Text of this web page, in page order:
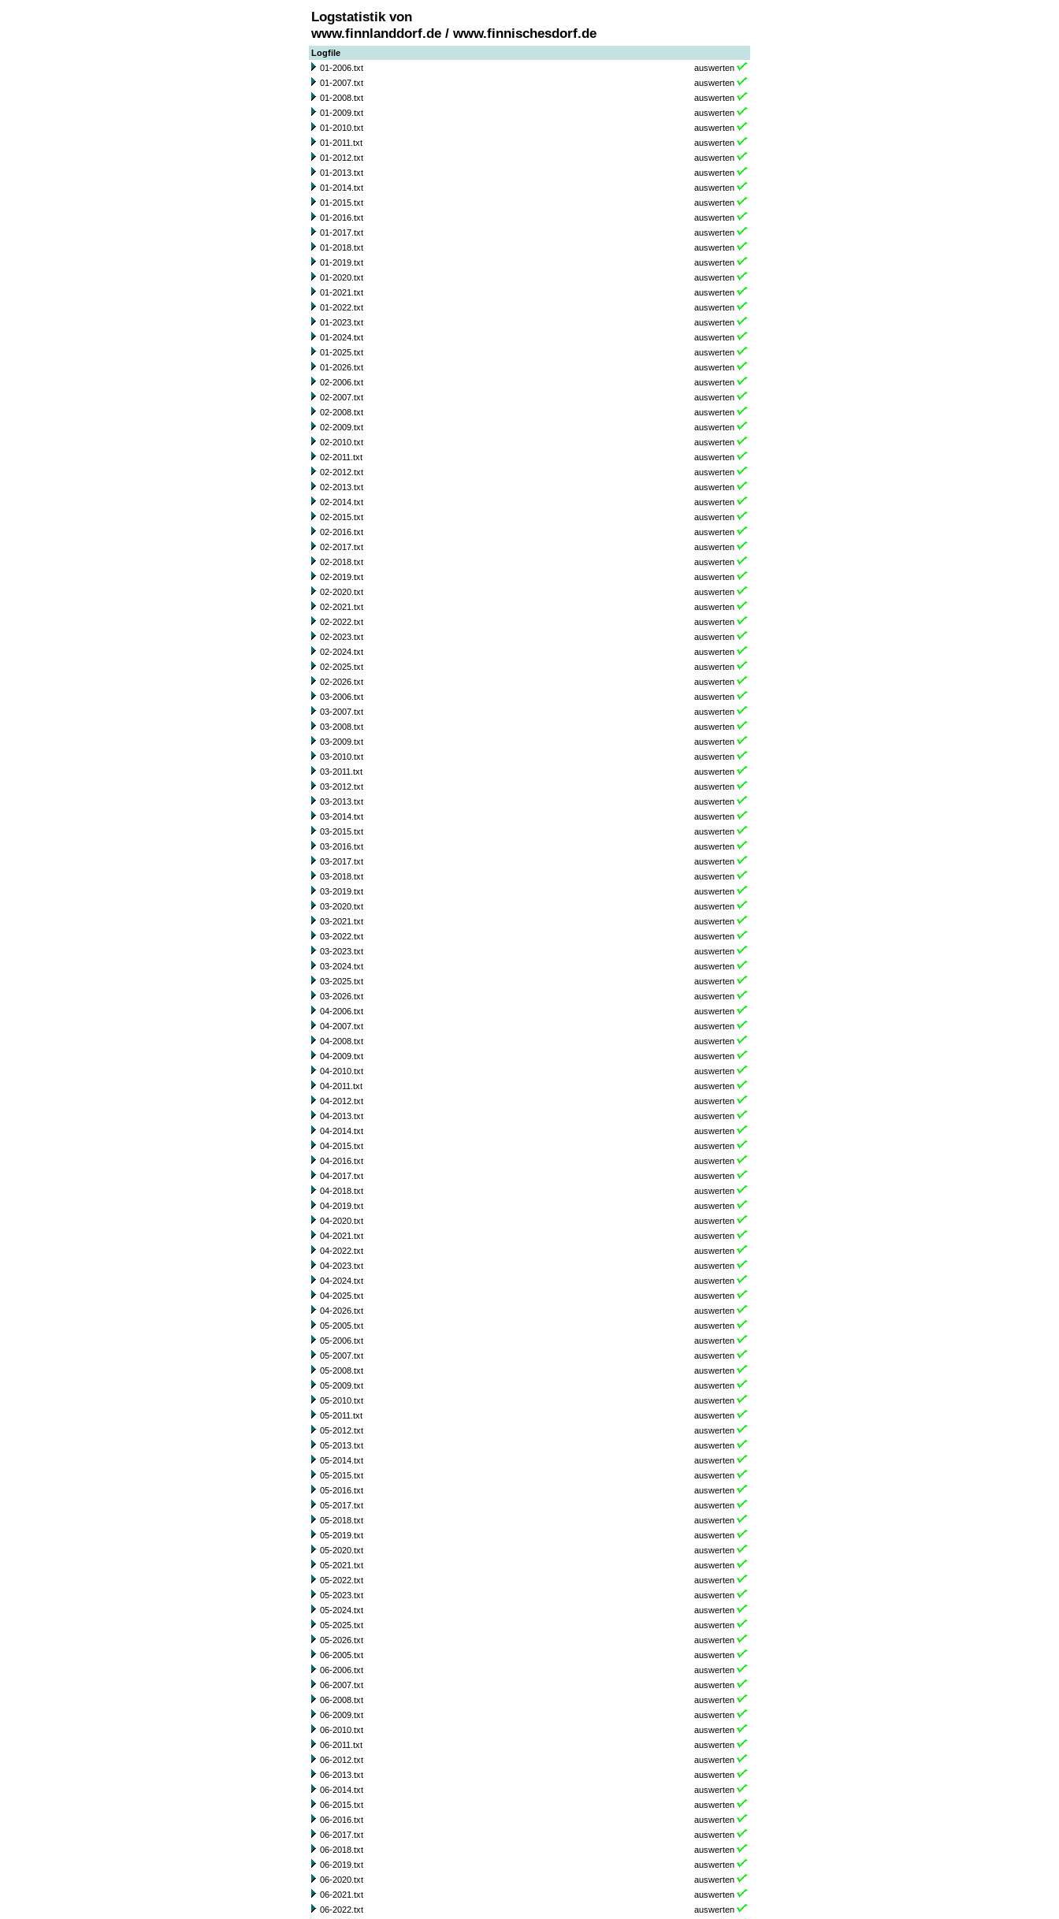
Logstatistik von
www.finnlanddorf.de / www.finnischesdorf.de
Logfile
01-2006.txt
auswerten
01-2007.txt
auswerten
01-2008.txt
auswerten
01-2009.txt
auswerten
01-2010.txt
auswerten
01-2011.txt
auswerten
01-2012.txt
auswerten
01-2013.txt
auswerten
01-2014.txt
auswerten
01-2015.txt
auswerten
01-2016.txt
auswerten
01-2017.txt
auswerten
01-2018.txt
auswerten
01-2019.txt
auswerten
01-2020.txt
auswerten
01-2021.txt
auswerten
01-2022.txt
auswerten
01-2023.txt
auswerten
01-2024.txt
auswerten
01-2025.txt
auswerten
01-2026.txt
auswerten
02-2006.txt
auswerten
02-2007.txt
auswerten
02-2008.txt
auswerten
02-2009.txt
auswerten
02-2010.txt
auswerten
02-2011.txt
auswerten
02-2012.txt
auswerten
02-2013.txt
auswerten
02-2014.txt
auswerten
02-2015.txt
auswerten
02-2016.txt
auswerten
02-2017.txt
auswerten
02-2018.txt
auswerten
02-2019.txt
auswerten
02-2020.txt
auswerten
02-2021.txt
auswerten
02-2022.txt
auswerten
02-2023.txt
auswerten
02-2024.txt
auswerten
02-2025.txt
auswerten
02-2026.txt
auswerten
03-2006.txt
auswerten
03-2007.txt
auswerten
03-2008.txt
auswerten
03-2009.txt
auswerten
03-2010.txt
auswerten
03-2011.txt
auswerten
03-2012.txt
auswerten
03-2013.txt
auswerten
03-2014.txt
auswerten
03-2015.txt
auswerten
03-2016.txt
auswerten
03-2017.txt
auswerten
03-2018.txt
auswerten
03-2019.txt
auswerten
03-2020.txt
auswerten
03-2021.txt
auswerten
03-2022.txt
auswerten
03-2023.txt
auswerten
03-2024.txt
auswerten
03-2025.txt
auswerten
03-2026.txt
auswerten
04-2006.txt
auswerten
04-2007.txt
auswerten
04-2008.txt
auswerten
04-2009.txt
auswerten
04-2010.txt
auswerten
04-2011.txt
auswerten
04-2012.txt
auswerten
04-2013.txt
auswerten
04-2014.txt
auswerten
04-2015.txt
auswerten
04-2016.txt
auswerten
04-2017.txt
auswerten
04-2018.txt
auswerten
04-2019.txt
auswerten
04-2020.txt
auswerten
04-2021.txt
auswerten
04-2022.txt
auswerten
04-2023.txt
auswerten
04-2024.txt
auswerten
04-2025.txt
auswerten
04-2026.txt
auswerten
05-2005.txt
auswerten
05-2006.txt
auswerten
05-2007.txt
auswerten
05-2008.txt
auswerten
05-2009.txt
auswerten
05-2010.txt
auswerten
05-2011.txt
auswerten
05-2012.txt
auswerten
05-2013.txt
auswerten
05-2014.txt
auswerten
05-2015.txt
auswerten
05-2016.txt
auswerten
05-2017.txt
auswerten
05-2018.txt
auswerten
05-2019.txt
auswerten
05-2020.txt
auswerten
05-2021.txt
auswerten
05-2022.txt
auswerten
05-2023.txt
auswerten
05-2024.txt
auswerten
05-2025.txt
auswerten
05-2026.txt
auswerten
06-2005.txt
auswerten
06-2006.txt
auswerten
06-2007.txt
auswerten
06-2008.txt
auswerten
06-2009.txt
auswerten
06-2010.txt
auswerten
06-2011.txt
auswerten
06-2012.txt
auswerten
06-2013.txt
auswerten
06-2014.txt
auswerten
06-2015.txt
auswerten
06-2016.txt
auswerten
06-2017.txt
auswerten
06-2018.txt
auswerten
06-2019.txt
auswerten
06-2020.txt
auswerten
06-2021.txt
auswerten
06-2022.txt
auswerten